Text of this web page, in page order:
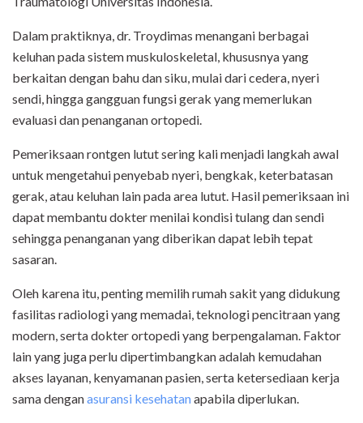
Dalam praktiknya, dr. Troydimas menangani berbagai
keluhan pada sistem muskuloskeletal, khususnya yang
berkaitan dengan bahu dan siku, mulai dari cedera, nyeri
sendi, hingga gangguan fungsi gerak yang memerlukan
evaluasi dan penanganan ortopedi.
Pemeriksaan rontgen lutut sering kali menjadi langkah awal
untuk mengetahui penyebab nyeri, bengkak, keterbatasan
gerak, atau keluhan lain pada area lutut. Hasil pemeriksaan ini
dapat membantu dokter menilai kondisi tulang dan sendi
sehingga penanganan yang diberikan dapat lebih tepat
sasaran.
Oleh karena itu, penting memilih rumah sakit yang didukung
fasilitas radiologi yang memadai, teknologi pencitraan yang
modern, serta dokter ortopedi yang berpengalaman. Faktor
lain yang juga perlu dipertimbangkan adalah kemudahan
akses layanan, kenyamanan pasien, serta ketersediaan kerja
sama denganasuransi kesehatanapabila diperlukan.